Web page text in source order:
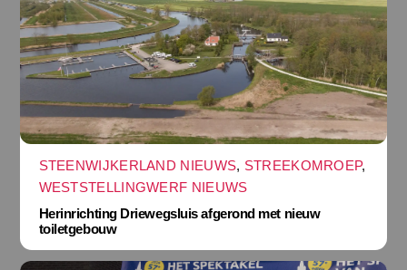
STEENWIJKERLAND NIEUWS, STREEKOMROEP,
WESTSTELLINGWERF NIEUWS
Herinrichting Driewegsluis afgerond met nieuw
toiletgebouw